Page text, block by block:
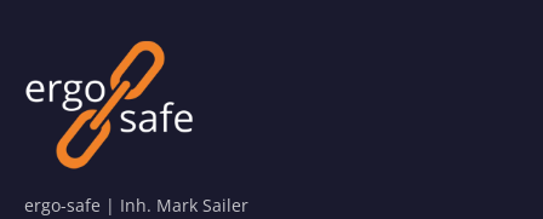
ergo-safe | Inh. Mark Sailer